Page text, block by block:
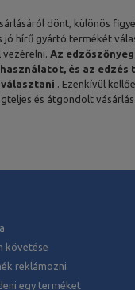
dönt, különös
jó hírű gyártó termékét
Az
és az edzés
. Ezenkívül
és átgondolt
követése
reklámozni
egy terméket